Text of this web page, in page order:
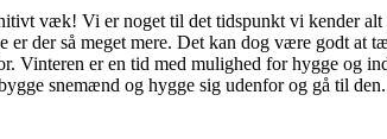
væk! Vi er noget til det tidspunkt vi kender
der så meget mere. Det kan dog være godt
Vinteren er en tid med mulighed for hygge og
snemænd og hygge sig udenfor og gå til den.